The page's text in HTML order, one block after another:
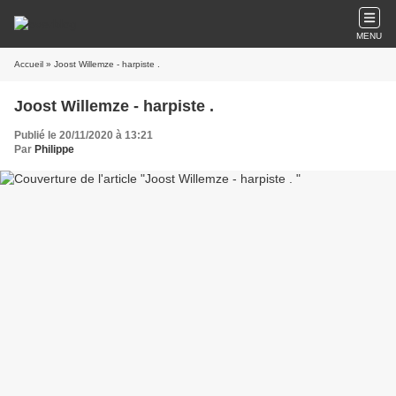
MENU
Accueil » Joost Willemze - harpiste .
Joost Willemze - harpiste .
Publié le 20/11/2020 à 13:21
Par Philippe